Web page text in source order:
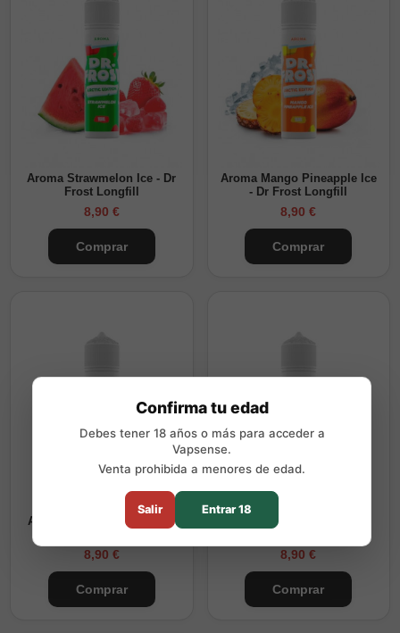
Aroma Strawmelon Ice - Dr
Frost Longfill
8,90 €
Comprar
Aroma Mango Pineapple Ice
- Dr Frost Longfill
8,90 €
Comprar
Aroma Cherry Cola Ice - Dr
8,90 €
Comprar
Aroma Arctic Blue Ice - Dr
8,90 €
Comprar
Confirma tu edad
Debes tener 18 años o más para acceder a
Vapsense.
Venta prohibida a menores de edad.
Salir Entrar 18